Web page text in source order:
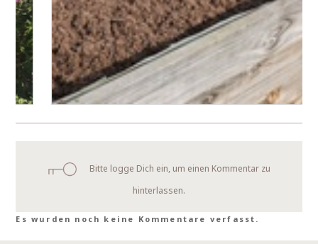
Bitte logge Dich ein, um einen Kommentar zu
hinterlassen.
Es wurden noch keine Kommentare verfasst.